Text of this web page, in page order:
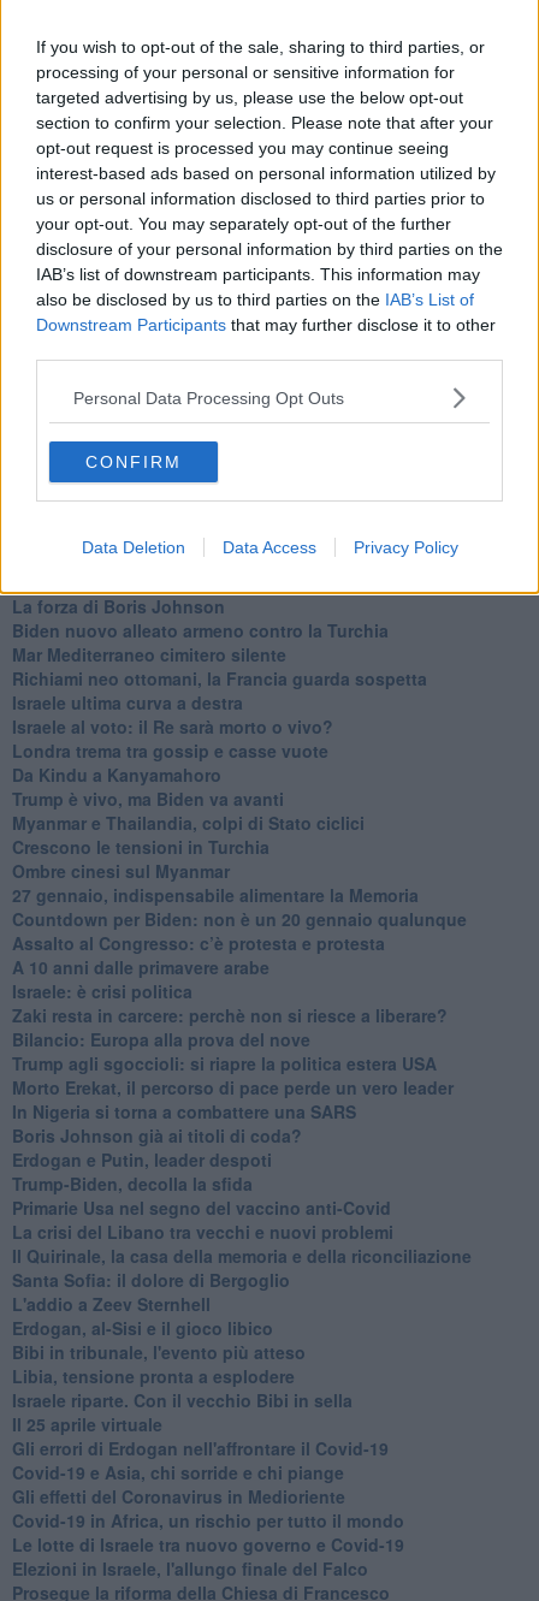
If you wish to opt-out of the sale, sharing to third parties, or
processing of your personal or sensitive information for
targeted advertising by us, please use the below opt-out
section to confirm your selection. Please note that after your
opt-out request is processed you may continue seeing
interest-based ads based on personal information utilized by
us or personal information disclosed to third parties prior to
your opt-out. You may separately opt-out of the further
disclosure of your personal information by third parties on the
IAB’s list of downstream participants. This information may
also be disclosed by us to third parties on the IAB’s List of
Downstream Participants that may further disclose it to other
Personal Data Processing Opt Outs
CONFIRM
Data Deletion Data Access Privacy Policy
Capitol Hill un anno dopo
Desmond Tutu "la voce dei senza voce"
Natale da incubo per Boris Johnson
La questione Ucraina
Cipro, un ponte dove si mischiano le culture
Una vigilia di Natale per un nuovo Rais
La questione israelo-palestinese ignorata dal G20
Erdogan continua a sfidare l'Occidente
Libano, collasso economico e guerra civile
Johnson, da Trump a Biden alla Brexit
L'AUKUS e il Quad
Biden, primo presidente USA non in guerra
Papa Bergoglio vedrà Viktor Orbán
Bennet, un giorno in attesa di Biden
Il ritorno dei talebani
Sudafrica, è allarme alimentare
Usa di nuovo al centro della geopolitica internazionale
L’appuntamento di Israele con il cambiamento
La farsa delle elezioni in Siria
In Medioriente non ci sono favole, solo realtà
Biden chiama ma Netanyahu non risponde
La forza di Boris Johnson
Biden nuovo alleato armeno contro la Turchia
Mar Mediterraneo cimitero silente
Richiami neo ottomani, la Francia guarda sospetta
Israele ultima curva a destra
Israele al voto: il Re sarà morto o vivo?
Londra trema tra gossip e casse vuote
Da Kindu a Kanyamahoro
Trump è vivo, ma Biden va avanti
Myanmar e Thailandia, colpi di Stato ciclici
Crescono le tensioni in Turchia
Ombre cinesi sul Myanmar
27 gennaio, indispensabile alimentare la Memoria
Countdown per Biden: non è un 20 gennaio qualunque
Assalto al Congresso: c’è protesta e protesta
A 10 anni dalle primavere arabe
Israele: è crisi politica
Zaki resta in carcere: perchè non si riesce a liberare?
Bilancio: Europa alla prova del nove
Trump agli sgoccioli: si riapre la politica estera USA
Morto Erekat, il percorso di pace perde un vero leader
In Nigeria si torna a combattere una SARS
Boris Johnson già ai titoli di coda?
Erdogan e Putin, leader despoti
Trump-Biden, decolla la sfida
Primarie Usa nel segno del vaccino anti-Covid
La crisi del Libano tra vecchi e nuovi problemi
Il Quirinale, la casa della memoria e della riconciliazione
Santa Sofia: il dolore di Bergoglio
L'addio a ​Zeev Sternhell
Erdogan, al-Sisi e il gioco libico
Bibi in tribunale, l'evento più atteso
Libia, tensione pronta a esplodere
Israele riparte. Con il vecchio Bibi in sella
Il 25 aprile virtuale
Gli errori di Erdogan nell'affrontare il Covid-19
Covid-19 e Asia, chi sorride e chi piange
Gli effetti del Coronavirus in Medioriente
Covid-19 in Africa, un rischio per tutto il mondo
Le lotte di Israele tra nuovo governo e Covid-19
Elezioni in Israele, l'allungo finale del Falco
Prosegue la riforma della Chiesa di Francesco